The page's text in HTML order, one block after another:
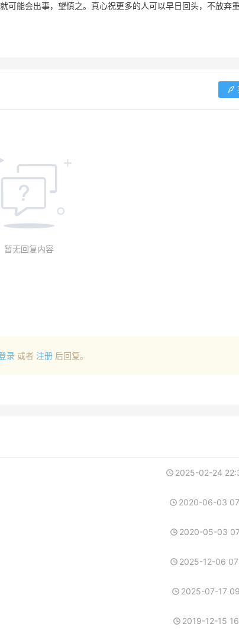
可能会出事，望慎之。真心祝更多的人可以早日回头，不放弃
暂无回复内容
录 或者 注册 后回复。
2025-02-24
2020-06-03
2020-05-03
2025-12-06
2025-07-17
2019-12-15